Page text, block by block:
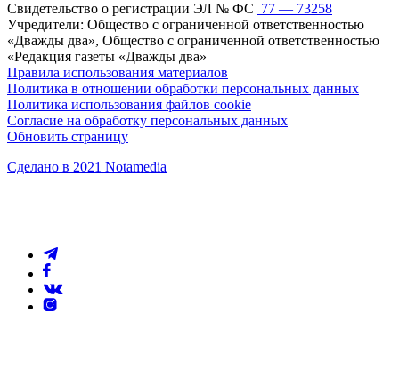
Свидетельство о регистрации ЭЛ № ФС 77 — 73258
Учредители: Общество с ограниченной ответственностью
«Дважды два», Общество с ограниченной ответственностью
«Редакция газеты «Дважды два»
Правила использования материалов
Политика в отношении обработки персональных данных
Политика использования файлов cookie
Согласие на обработку персональных данных
Обновить страницу
Сделано в 2021 Notamedia